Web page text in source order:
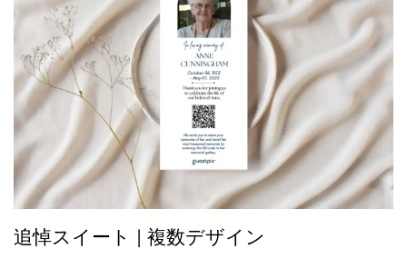
追悼スイート | 複数デザイン